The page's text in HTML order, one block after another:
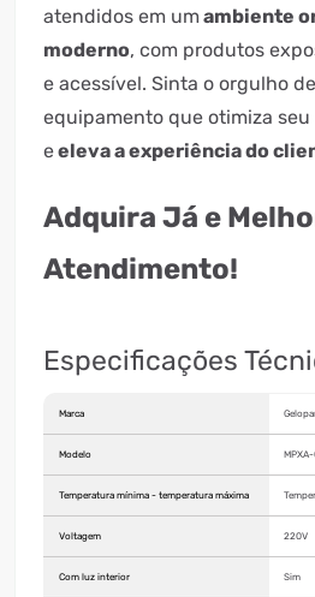
atendidos em um ambiente
moderno, com produtos
e acessível. Sinta o orgulho
equipamento que otimiza
eeleva a experiência do
Adquira Já e
Atendimento!
Especificações
Marca
Modelo MPXA-
Temperatura mínima - temperatura máxima
Voltagem 220V
Com luz interior Sim